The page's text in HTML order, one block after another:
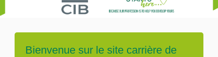
Bienvenue sur le site carrière de